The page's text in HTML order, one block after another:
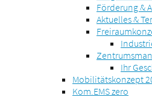
Förderung &
Aktuelles &
Ihr
Mobilitätskonzept
Kom.EMS zero